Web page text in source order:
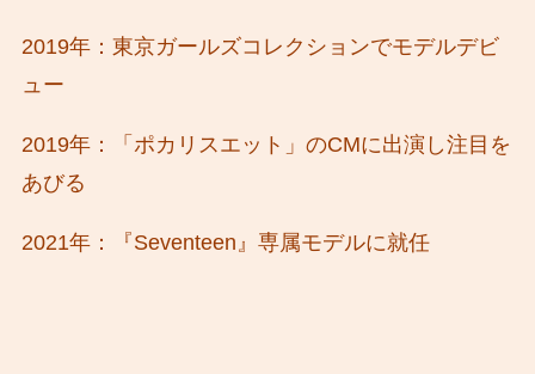
2019年：東京ガールズコレクションでモデルデビ
ュー
2019年：「ポカリスエット」のCMに出演し注目を
あびる
2021年：『Seventeen』専属モデルに就任